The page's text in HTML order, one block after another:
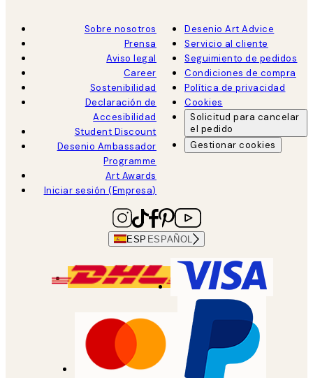
Sobre nosotros
Prensa
Aviso legal
Career
Sostenibilidad
Declaración de
Accesibilidad
Student Discount
Desenio Ambassador
Programme
Art Awards
Iniciar sesión (Empresa)
Desenio Art Advice
Servicio al cliente
Seguimiento de pedidos
Condiciones de compra
Política de privacidad
Cookies
Solicitud para cancelar
el pedido
Gestionar cookies
ESP ESPAÑOL